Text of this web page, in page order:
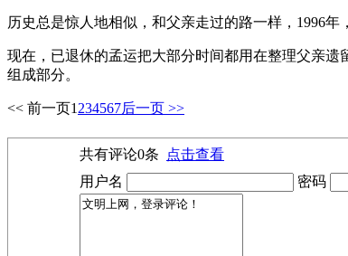
历史总是惊人地相似，和父亲走过的路一样，1996
现在，已退休的孟运把大部分时间都用在整理父亲
组成部分。
<< 前一页1 234567后一页 >>
共有评论0条
点击查看
用户名
密码